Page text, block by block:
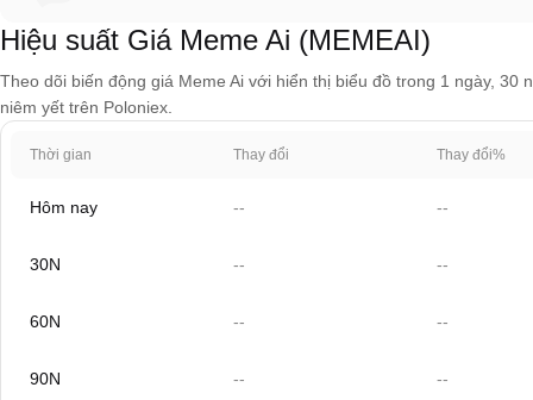
Hiệu suất Giá Meme Ai (MEMEAI)
Theo dõi biến động giá Meme Ai với hiển thị biểu đồ trong 1 ngày,
niêm yết trên Poloniex.
Thời gian Thay đổi Thay đổi%
Hôm nay -- --
30N -- --
60N -- --
90N -- --